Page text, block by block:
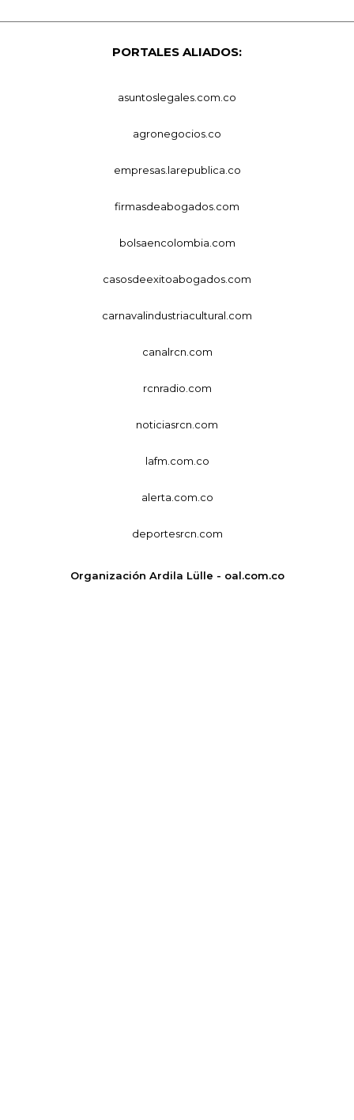
PORTALES ALIADOS:
asuntoslegales.com.co
agronegocios.co
empresas.larepublica.co
firmasdeabogados.com
bolsaencolombia.com
casosdeexitoabogados.com
carnavalindustriacultural.com
canalrcn.com
rcnradio.com
noticiasrcn.com
lafm.com.co
alerta.com.co
deportesrcn.com
Organización Ardila Lülle - oal.com.co